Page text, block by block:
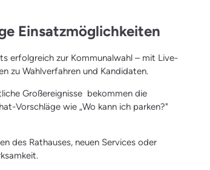
Einsatzmöglichkeiten
erfolgreich zur Kommunalwahl – mit Live-
zu Wahlverfahren und Kandidaten.
Großereignisse bekommen die
Vorschläge wie „Wo kann ich parken?"
des Rathauses, neuen Services oder